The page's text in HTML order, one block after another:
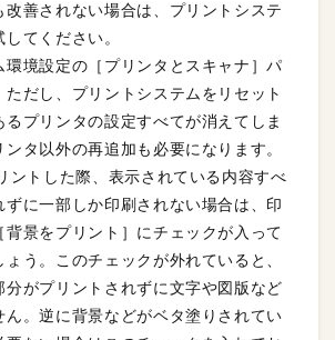
改善されない場合は、プリントシステ
てください。
環境設定の［プリンタとスキャナ］パ
ただし、プリントシステムをリセット
プリンタの設定すべてが消えてしま
タ以外の再追加も必要になります。
ントした際、表示されている内容すべ
ずに一部しか印刷されない場合は、印
背景をプリント］にチェックが入って
う。このチェックが外れていると、
分がプリントされずに文字や図版など
ん。逆に背景などがベタ塗りされてい